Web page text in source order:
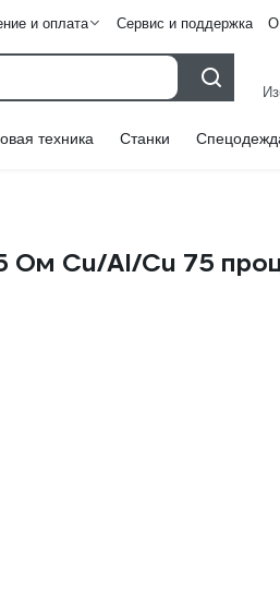
и оплата Сервис и поддержка О
техника Станки
Ом Cu/Al/Cu 75